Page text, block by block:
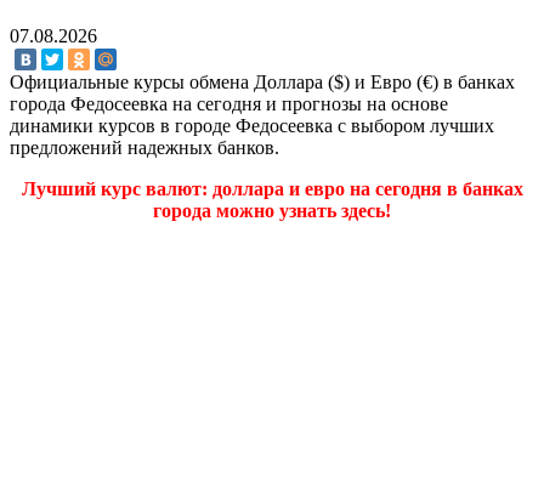
07.08.2026
Официальные курсы обмена Доллара ($) и Евро (€) в банках
города Федосеевка на сегодня и прогнозы на основе
динамики курсов в городе Федосеевка с выбором лучших
предложений надежных банков.
Лучший курс валют: доллара и евро на сегодня в банках
города можно узнать здесь!